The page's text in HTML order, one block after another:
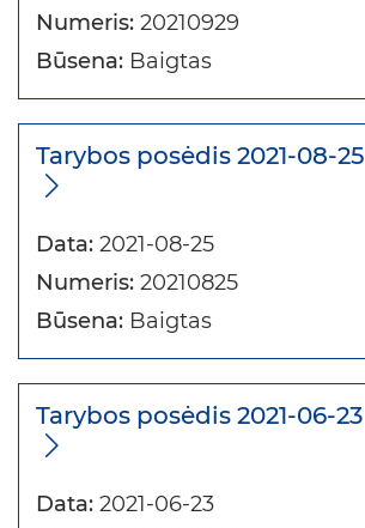
Numeris: 20210929
Būsena: Baigtas
Tarybos posėdis 2021-08-25
Data: 2021-08-25
Numeris: 20210825
Būsena: Baigtas
Tarybos posėdis 2021-06-23
Data: 2021-06-23